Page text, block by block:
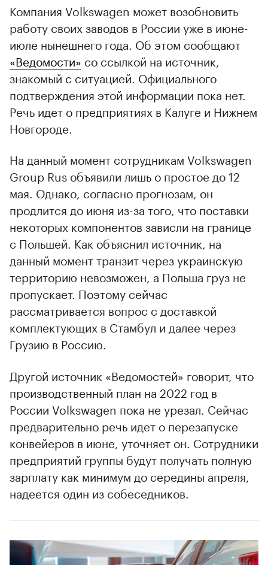
Компания Volkswagen может возобновить
работу своих заводов в России уже в июне-
июле нынешнего года. Об этом сообщают
«Ведомости» со ссылкой на источник,
знакомый с ситуацией. Официального
подтверждения этой информации пока нет.
Речь идет о предприятиях в Калуге и Нижнем
Новгороде.
На данный момент сотрудникам Volkswagen
Group Rus объявили лишь о простое до 12
мая. Однако, согласно прогнозам, он
продлится до июня из-за того, что поставки
некоторых компонентов зависли на границе
с Польшей. Как объяснил источник, на
данный момент транзит через украинскую
территорию невозможен, а Польша груз не
пропускает. Поэтому сейчас
рассматривается вопрос с доставкой
комплектующих в Стамбул и далее через
Грузию в Россию.
00:00 / 00:00
Другой источник «Ведомостей» говорит, что
производственный план на 2022 год в
России Volkswagen пока не урезал. Сейчас
предварительно речь идет о перезапуске
конвейеров в июне, уточняет он. Сотрудники
предприятий группы будут получать полную
зарплату как минимум до середины апреля,
надеется один из собеседников.